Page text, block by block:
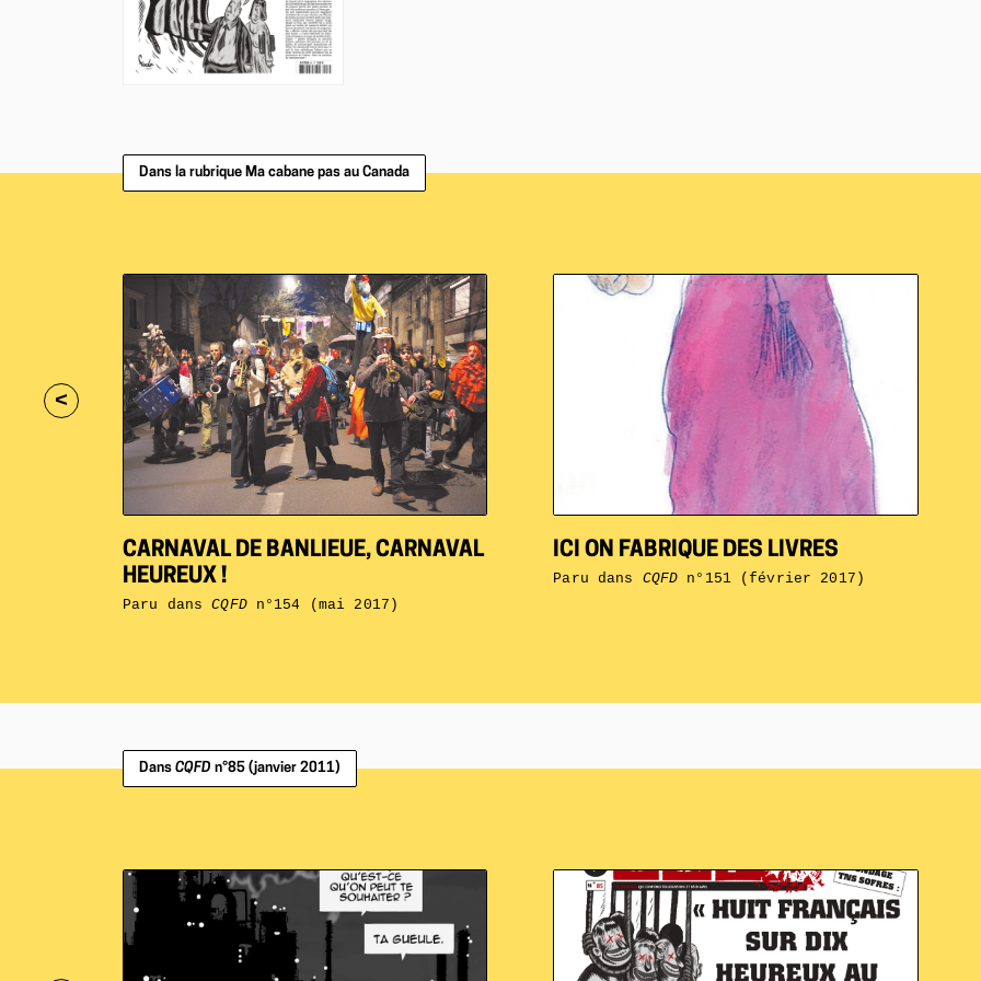
<
Dans la rubrique Ma cabane pas au Canada
CARNAVAL DE BANLIEUE, CARNAVAL
HEUREUX !
Paru dansCQFDn°154 (mai 2017)
ICI ON FABRIQUE DES LIVRES
Paru dans CQFD n°151 (février 2017)
Dans CQFD n°85 (janvier 2011)